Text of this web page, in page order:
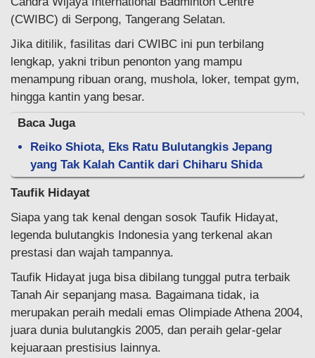
(CWIBC) di Serpong, Tangerang Selatan.
Jika ditilik, fasilitas dari CWIBC ini pun terbilang
lengkap, yakni tribun penonton yang mampu
menampung ribuan orang, mushola, loker, tempat gym,
hingga kantin yang besar.
Baca Juga
Reiko Shiota, Eks Ratu Bulutangkis Jepang
yang Tak Kalah Cantik dari Chiharu Shida
Taufik Hidayat
Siapa yang tak kenal dengan sosok Taufik Hidayat,
legenda bulutangkis Indonesia yang terkenal akan
prestasi dan wajah tampannya.
Taufik Hidayat juga bisa dibilang tunggal putra terbaik
Tanah Air sepanjang masa. Bagaimana tidak, ia
merupakan peraih medali emas Olimpiade Athena 2004,
juara dunia bulutangkis 2005, dan peraih gelar-gelar
kejuaraan prestisius lainnya.